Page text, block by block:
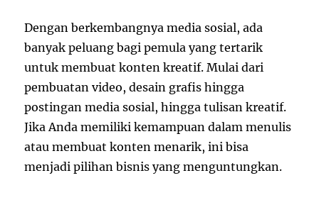
Dengan berkembangnya media sosial, ada
banyak peluang bagi pemula yang tertarik
untuk membuat konten kreatif. Mulai dari
pembuatan video, desain grafis hingga
postingan media sosial, hingga tulisan kreatif.
Jika Anda memiliki kemampuan dalam menulis
atau membuat konten menarik, ini bisa
menjadi pilihan bisnis yang menguntungkan.